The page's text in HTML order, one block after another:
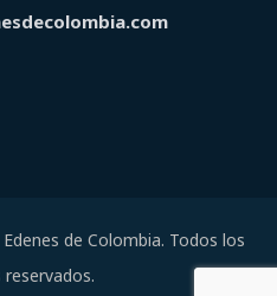
de Colombia. Todos los